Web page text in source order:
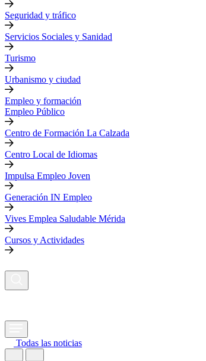
Seguridad y tráfico
Servicios Sociales y Sanidad
Turismo
Urbanismo y ciudad
Empleo y formación
Empleo Público
Centro de Formación La Calzada
Centro Local de Idiomas
Impulsa Empleo Joven
Generación IN Empleo
Vives Emplea Saludable Mérida
Cursos y Actividades
Todas las noticias